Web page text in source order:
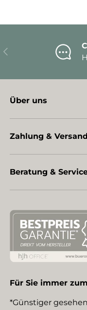
Vorherige
Über uns
Zahlung & Versand
Beratung &
Für Sie immer
*Günstiger